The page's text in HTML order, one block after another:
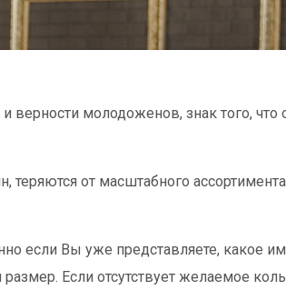
молодоженов, знак того, что
от масштабного
если Вы уже представляете, какое
Если отсутствует желаемое